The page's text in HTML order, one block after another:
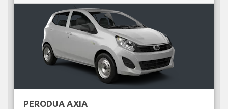
PERODUA AXIA